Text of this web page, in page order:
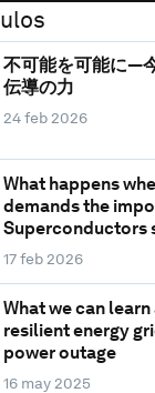
不可能を可能に―
伝導の力
24 feb 2026
What happens
demands the
Superconductors
17 feb 2026
What we can
resilient energy
power outage
16 may 2025